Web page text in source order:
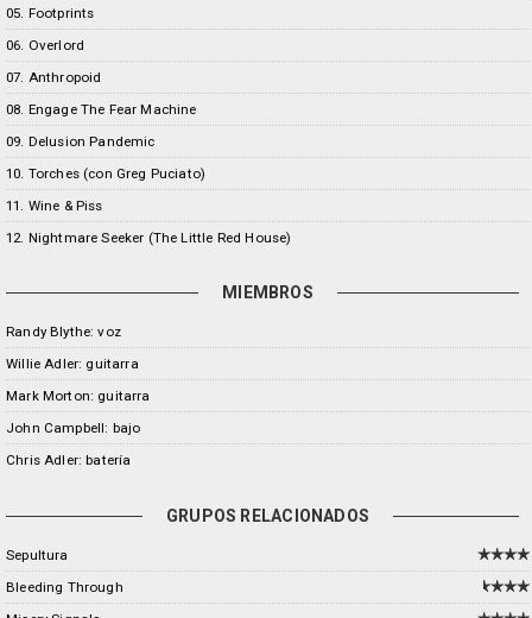
05. Footprints
06. Overlord
07. Anthropoid
08. Engage The Fear Machine
09. Delusion Pandemic
10. Torches (con Greg Puciato)
11. Wine & Piss
12. Nightmare Seeker (The Little Red House)
MIEMBROS
Randy Blythe: voz
Willie Adler: guitarra
Mark Morton: guitarra
John Campbell: bajo
Chris Adler: batería
GRUPOS RELACIONADOS
Sepultura
Bleeding Through